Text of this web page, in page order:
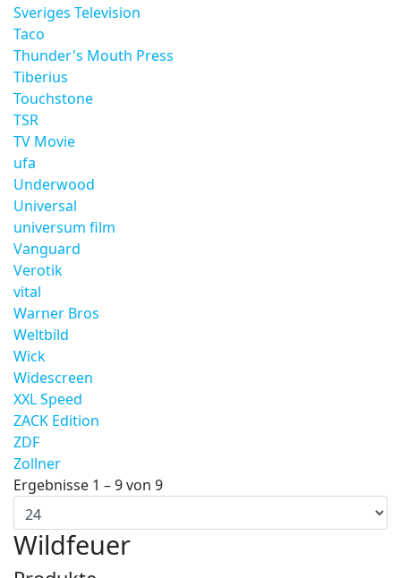
Sveriges Television
Taco
Thunder's Mouth Press
Tiberius
Touchstone
TSR
TV Movie
ufa
Underwood
Universal
universum film
Vanguard
Verotik
vital
Warner Bros
Weltbild
Wick
Widescreen
XXL Speed
ZACK Edition
ZDF
Zollner
Ergebnisse 1 – 9 von 9
Wildfeuer